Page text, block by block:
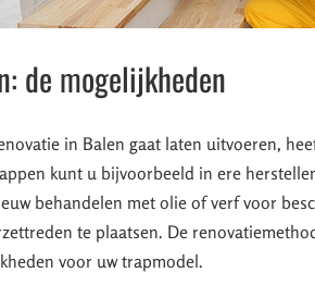
de mogelijkheden
in Balen gaat laten uitvoeren,
kunt u bijvoorbeeld in ere
behandelen met olie of verf voor
te plaatsen. De
voor uw trapmodel.